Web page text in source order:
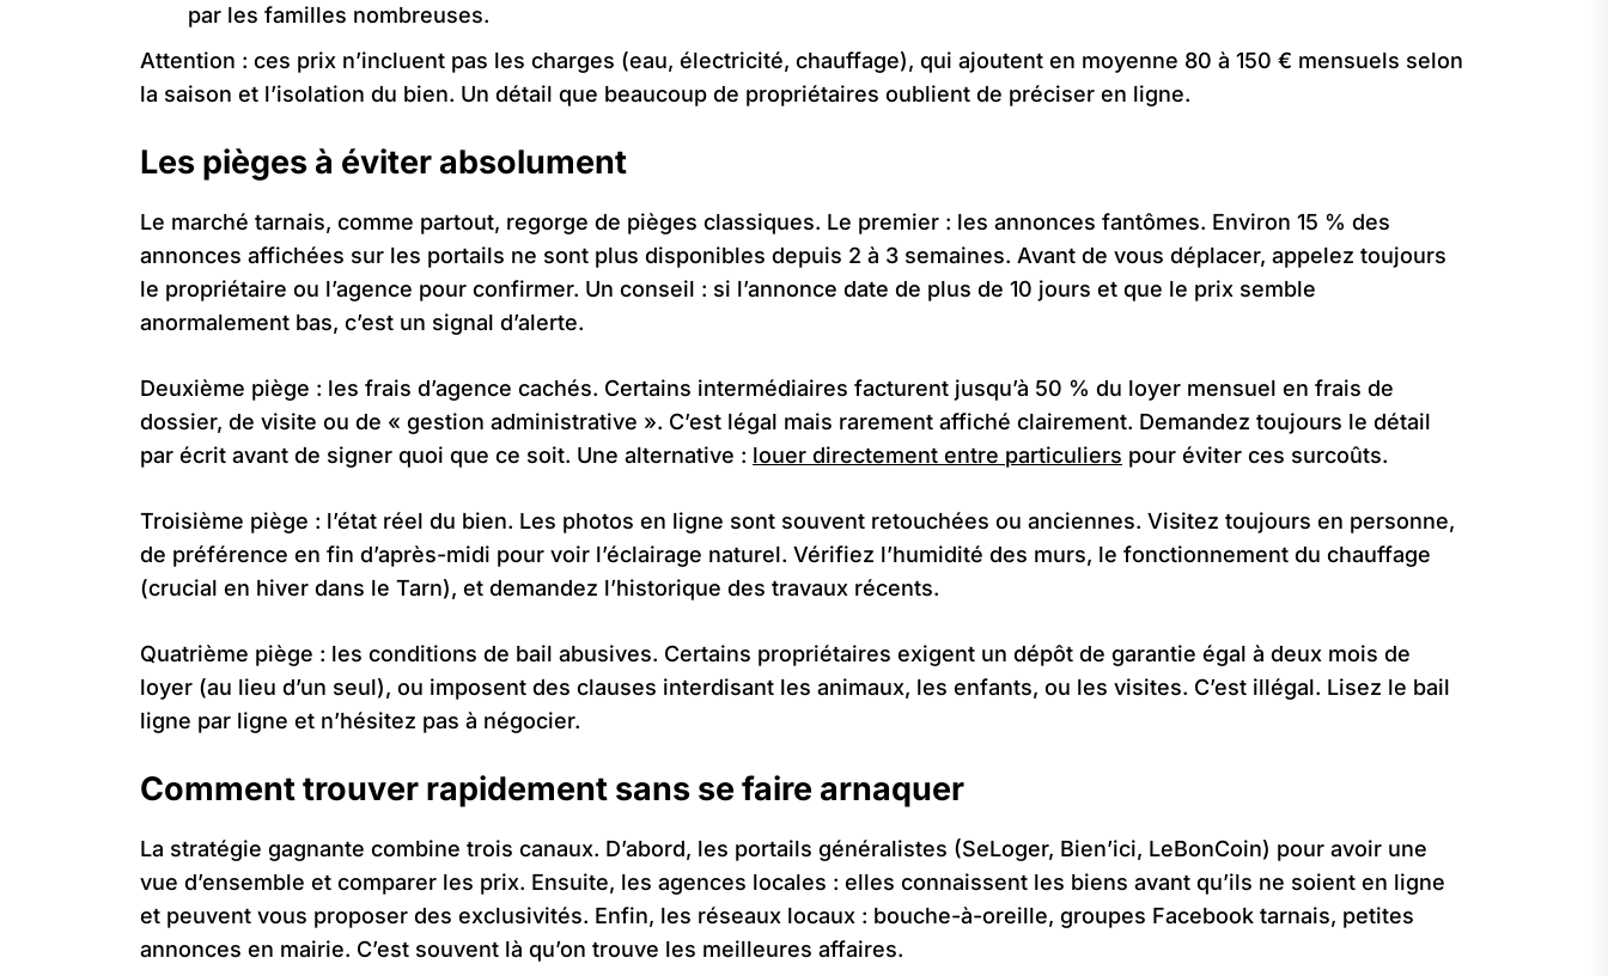
par les familles nombreuses.
Attention : ces prix n’incluent pas les charges (eau, électricité, chauffage), qui ajoutent en moyenne 80 à 150 € mensuels selon
la saison et l’isolation du bien. Un détail que beaucoup de propriétaires oublient de préciser en ligne.
Les pièges à éviter absolument
Le marché tarnais, comme partout, regorge de pièges classiques. Le premier : les annonces fantômes. Environ 15 % des
annonces affichées sur les portails ne sont plus disponibles depuis 2 à 3 semaines. Avant de vous déplacer, appelez toujours
le propriétaire ou l’agence pour confirmer. Un conseil : si l’annonce date de plus de 10 jours et que le prix semble
anormalement bas, c’est un signal d’alerte.
Deuxième piège : les frais d’agence cachés. Certains intermédiaires facturent jusqu’à 50 % du loyer mensuel en frais de
dossier, de visite ou de « gestion administrative ». C’est légal mais rarement affiché clairement. Demandez toujours le détail
par écrit avant de signer quoi que ce soit. Une alternative : louer directement entre particuliers pour éviter ces surcoûts.
Troisième piège : l’état réel du bien. Les photos en ligne sont souvent retouchées ou anciennes. Visitez toujours en personne,
de préférence en fin d’après-midi pour voir l’éclairage naturel. Vérifiez l’humidité des murs, le fonctionnement du chauffage
(crucial en hiver dans le Tarn), et demandez l’historique des travaux récents.
Quatrième piège : les conditions de bail abusives. Certains propriétaires exigent un dépôt de garantie égal à deux mois de
loyer (au lieu d’un seul), ou imposent des clauses interdisant les animaux, les enfants, ou les visites. C’est illégal. Lisez le bail
ligne par ligne et n’hésitez pas à négocier.
Comment trouver rapidement sans se faire arnaquer
La stratégie gagnante combine trois canaux. D’abord, les portails généralistes (SeLoger, Bien’ici, LeBonCoin) pour avoir une
vue d’ensemble et comparer les prix. Ensuite, les agences locales : elles connaissent les biens avant qu’ils ne soient en ligne
et peuvent vous proposer des exclusivités. Enfin, les réseaux locaux : bouche-à-oreille, groupes Facebook tarnais, petites
annonces en mairie. C’est souvent là qu’on trouve les meilleures affaires.